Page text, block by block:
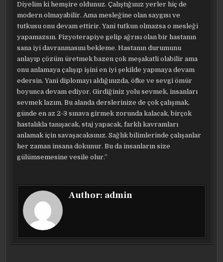
Diyelim ki hemşire oldunuz. Çalıştığınız yerler hiç de
modern olmayabilir. Ama mesleğine olan saygısı ve
tutkusu onu devam ettirir. Yani tutkun olmazsa o mesleği
yapamazsın. Fizyoterapiye gelip ağrısı olan bir hastanın
sana iyi davranmasını bekleme. Hastanın durumunu
anlayıp çözüm üretmek bazen çok meşakatli olabilir ama
onu anlamaya çalışıp işini en iyi şekilde yapmaya devam
edersin. Yani diplomayı aldığınızda, öfke ve sevgi ömür
boyunca devam ediyor. Girdiğiniz yolu sevmek, insanları
sevmek lazım. Bu alanda derslerinize de çok çalışmak,
günde en az 2-3 sınava girmek zorunda kalacak, birçok
hastalıkla tanışacak, staj yapacak, farklı kavramları
anlamak için savaşacaksınız. Sağlık bilimlerinde çalışanlar
her zaman insana dokunur. Bu da insanların size
gülümsemesine vesile olur.”
Author: admin